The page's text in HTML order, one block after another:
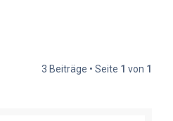
3 Beiträge • Seite 1 von 1